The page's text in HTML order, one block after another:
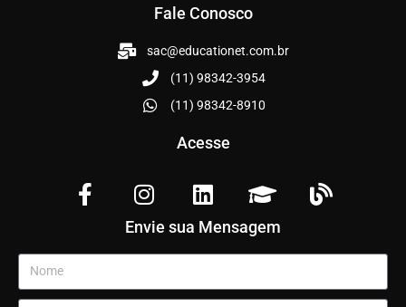
Fale Conosco
sac@educationet.com.br
(11) 98342-3954
(11) 98342-8910
Acesse
Envie sua Mensagem